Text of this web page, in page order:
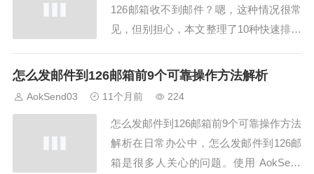
126邮箱收不到邮件？嗯，这种情况很常
见，但别担心，本文整理了10种快速排查
功能也能提高126邮箱接收稳定性哦。方
到邮件，是因为邮件被误判。及时...
怎么发邮件到126邮箱前9个可靠操作方法解析
AokSend03 11个月前 224
怎么发邮件到126邮箱前9个可靠操作方法
解析在日常办公中，怎么发邮件到126邮
箱是很多人关心的问题。使用 AokSend